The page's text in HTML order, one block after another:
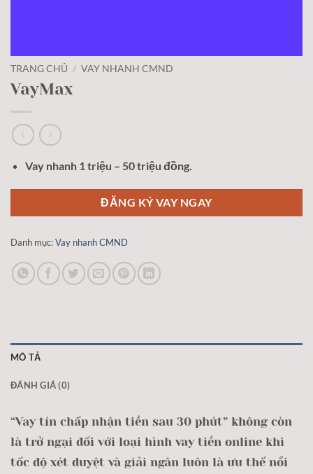
TRANG CHỦ / VAY NHANH CMND
VayMax
Vay nhanh 1 triệu – 50 triệu đồng.
ĐĂNG KÝ VAY NGAY
Danh mục:Vay nhanh CMND
MÔ TẢ
ĐÁNH GIÁ (0)
“Vay tín chấp nhận tiền sau 30 phút” không còn
là trở ngại đối với loại hình vay tiền online khi
tốc độ xét duyệt và giải ngân luôn là ưu thế nổi